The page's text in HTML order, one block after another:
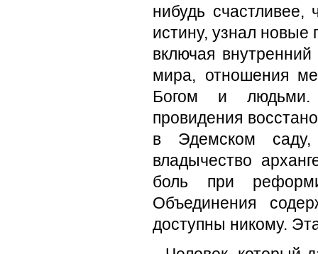
нибудь
истину, узнал
включая
мира, отношения
Богом и людьми.
провидения
в Эдемском саду,
владычество
боль при
Объединения
доступны никому.